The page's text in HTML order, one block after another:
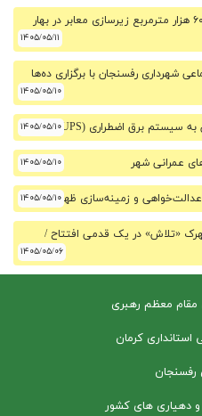
فصل هموارسازی در رفسنجان؛ بیش از ۶۰۰ هزار مترمربع زیرسازی معابر در بهار
۱۴۰۵/۰۵/۱۱
شهرداری رفسنجان با برگزاری ده‌ها
۱۴۰۵/۰۵/۱۰
۱۴۰۵/۰۵/۱۰
عمرانی شهر ۱۴۰۵/۰۵/۱۰
عدالت‌خواهی و زمینه‌سازی ظهور۱۴۰۵/۰۵/۱۰
«تلاش» در یک قدمی افتتاح /
۱۴۰۵/۰۵/۰۶
مقام معظم رهبری
استانداری کرمان
رفسنجان
دهیاری های کشور